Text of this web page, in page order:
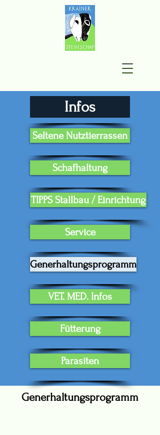
Infos
Seltene Nutztierrassen
Schafhaltung
TIPPS Stallbau / Einrichtung
Service
Generhaltungsprogramm
VET. MED. Infos
Fütterung
Parasiten
Generhaltungsprogramm